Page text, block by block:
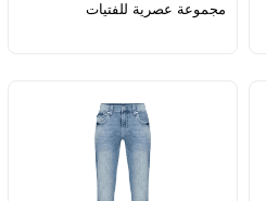
مجموعة عصرية للفتيات